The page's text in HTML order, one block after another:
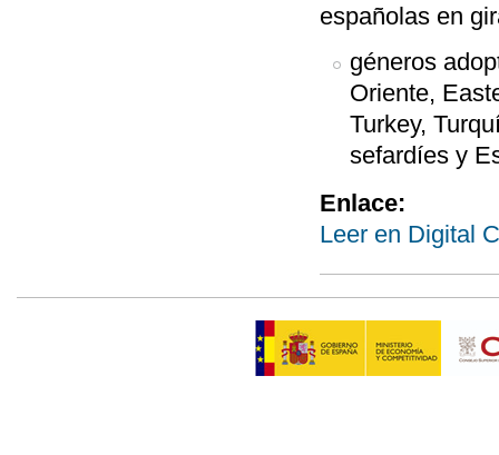
españolas en
géneros
Oriente,
Turkey,
sefardíes y
Enlace:
Leer en Digital